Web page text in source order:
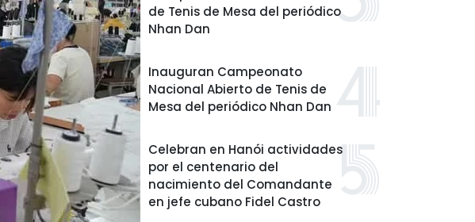
de Tenis de Mesa del periódico
Nhan Dan
Inauguran Campeonato
Nacional Abierto de Tenis de
Mesa del periódico Nhan Dan
Celebran en Hanói actividades
por el centenario del
nacimiento del Comandante
en jefe cubano Fidel Castro